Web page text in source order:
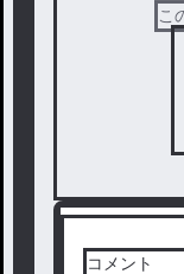
こ
コメント